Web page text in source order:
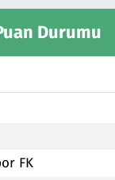
Durumu
FK